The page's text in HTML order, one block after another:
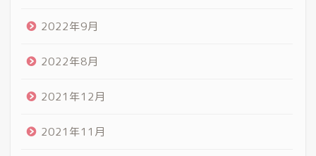
2022年9月
2022年8月
2021年12月
2021年11月